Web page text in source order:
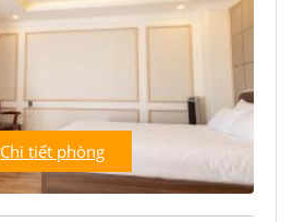
Chi tiết phòng